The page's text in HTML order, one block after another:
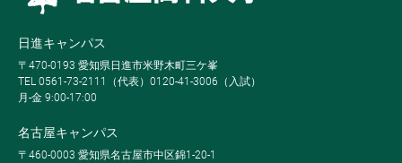
日進キャンパス
〒470-0193 愛知県日進市米野木町三ケ峯
TEL 0561-73-2111（代表）0120-41-3006（入試）
月-金 9:00-17:00
名古屋キャンパス
〒460-0003 愛知県名古屋市中区錦1-20-1